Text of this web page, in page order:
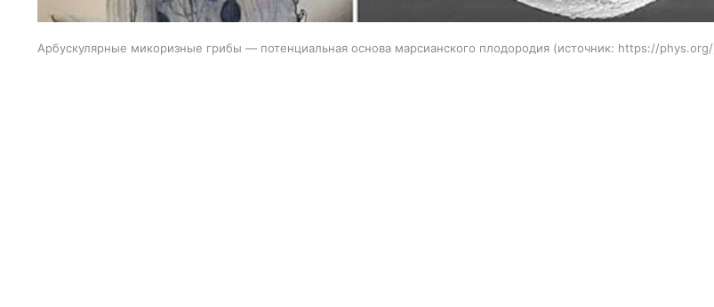
Арбускулярные микоризные грибы — потенциальная основа марсианского плодородия источник: https://phys.org/